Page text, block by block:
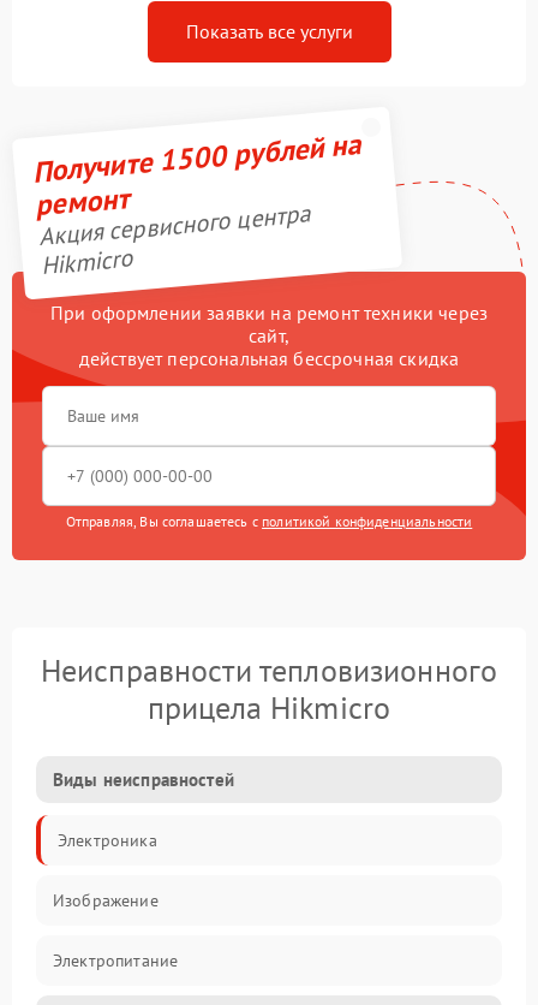
Показать все услуги
Получите 1500 рублей на
ремонт
Акция сервисного центра
Hikmicro
При оформлении заявки на ремонт техники через
сайт,
действует персональная бессрочная скидка
Отправляя, Вы соглашаетесь с политикой конфиденциальности
Неисправности тепловизионного
прицела Hikmicro
Виды неисправностей
Электроника
Изображение
Электропитание